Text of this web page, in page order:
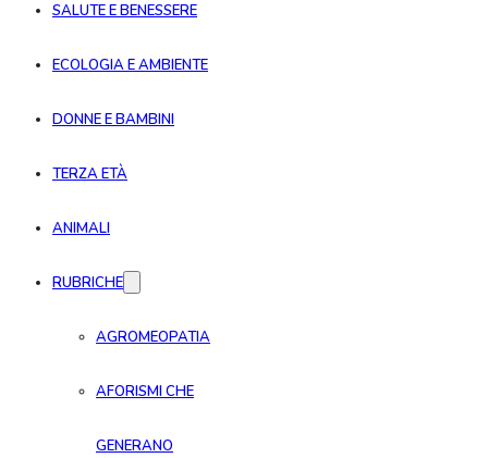
SALUTE E BENESSERE
ECOLOGIA E AMBIENTE
DONNE E BAMBINI
TERZA ETÀ
ANIMALI
RUBRICHE
AGROMEOPATIA
AFORISMI CHE
GENERANO